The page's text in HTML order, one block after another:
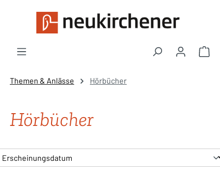
Zum Hauptinhalt springen
Themen & Anlässe Hörbücher
Hörbücher